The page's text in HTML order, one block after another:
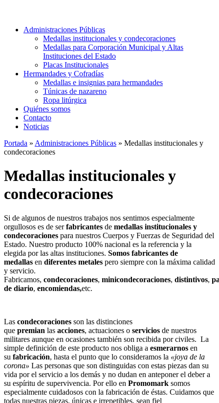
Administraciones Públicas
Medallas institucionales y condecoraciones
Medallas para Corporación Municipal y Altas
Instituciones del Estado
Placas Institucionales
Hermandades y Cofradías
Medallas e insignias para hermandades
Túnicas de nazareno
Ropa litúrgica
Quiénes somos
Contacto
Noticias
Portada » Administraciones Públicas » Medallas institucionales y
condecoraciones
Medallas institucionales y
condecoraciones
Si de algunos de nuestros trabajos nos sentimos especialmente
orgullosos es de serfabricantes de medallas institucionales y
condecoraciones para nuestros Cuerpos y Fuerzas de Seguridad del
Estado. Nuestro producto 100% nacional es la referencia y la
elegida por las altas instituciones. Somos fabricantes de
medallas en diferentes metales pero siempre con la máxima calidad
y servicio.
Fabricamos, condecoraciones, minicondecoraciones, distintivos,
de diario, encomiendas,etc.
Las condecoraciones son las distinciones
que premian las acciones, actuaciones o servicios de nuestros
militares aunque en ocasiones también son recibida por civiles. La
simple definición de este producto nos obliga a esmerarnos en
su fabricación, hasta el punto que lo consideramos la «joya de la
corona» Las personas que son distinguidas con estas piezas dan su
vida por el servicio a los demás y no dudan en anteponer el deber a
su espíritu de supervivencia. Por ello en Promomark somos
especialmente cuidadosos con la fabricación de éstas. Cuidamos que
todas nuestras piezas, únicas e irrepetibles, sean fiel